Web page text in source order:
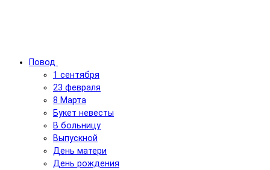
Повод
1 сентября
23 февраля
8 Марта
Букет невесты
В больницу
Выпускной
День матери
День рождения